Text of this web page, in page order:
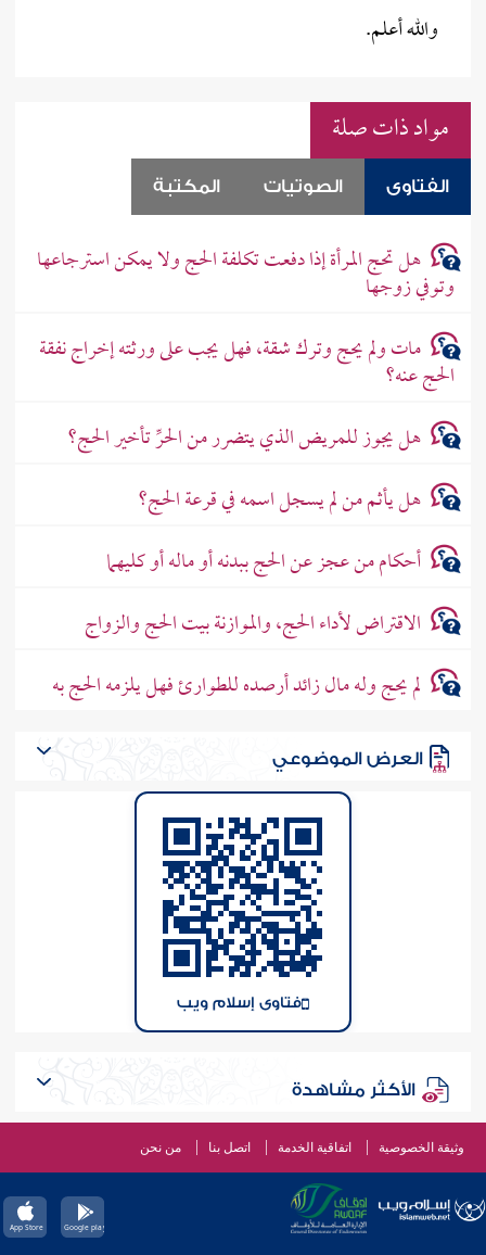
والله أعلم.
مواد ذات صلة
الفتاوى الصوتيات المكتبة
هل تحج المرأة إذا دفعت تكلفة الحج ولا يمكن استرجاعها
وتوفي زوجها
مات ولم يحج وترك شقة، فهل يجب على ورثته إخراج نفقة
الحج عنه؟
هل يجوز للمريض الذي يتضرر من الحرِّ تأخير الحج؟
هل يأثم من لم يسجل اسمه في قرعة الحج؟
أحكام من عجز عن الحج ببدنه أو ماله أو كليهما
الاقتراض لأداء الحج، والموازنة بيت الحج والزواج
لم يحج وله مال زائد أرصده للطوارئ فهل يلزمه الحج به
العرض الموضوعي
فتاوى إسلام ويب
الأكثر مشاهدة
وثيقة الخصوصية اتفاقية الخدمة اتصل بنا من نحن